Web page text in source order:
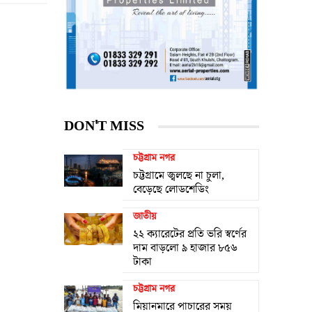
DON'T MISS
চট্টগ্রাম নগর
চট্টগ্রামে জ্বলছে না চুলা,
বেড়েছে লোডশেডিং
জাতীয়
২২ ক্যারেটের প্রতি ভরি স্বর্ণের
দাম বাড়লো ৯ হাজার ৮৫৬
টাকা
চট্টগ্রাম নগর
মিয়ানমারে পাচারের সময়